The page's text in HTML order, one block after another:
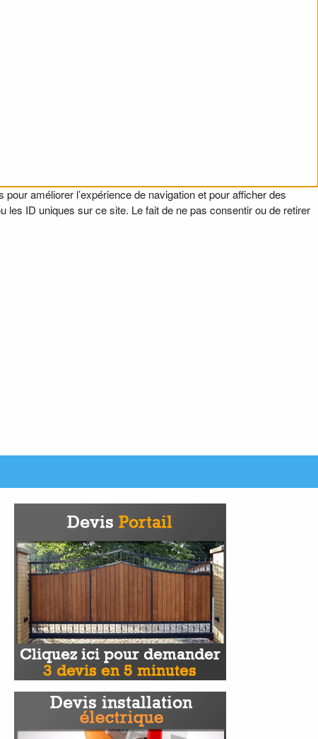
améliorer l’expérience de navigation et pour afficher des
ID uniques sur ce site. Le fait de ne pas consentir ou de retirer